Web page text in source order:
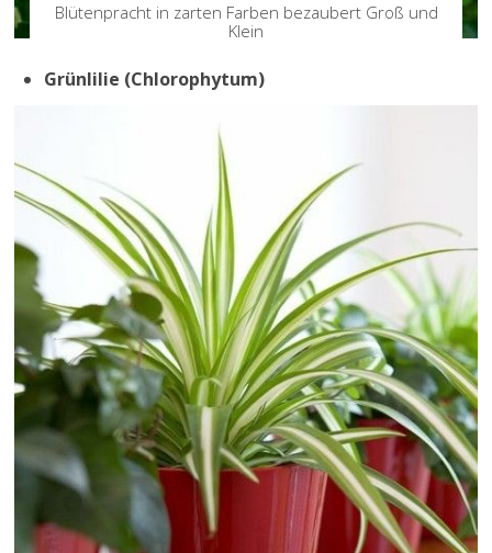
Blütenpracht in zarten Farben bezaubert Groß und
Klein
Grünlilie (Chlorophytum)